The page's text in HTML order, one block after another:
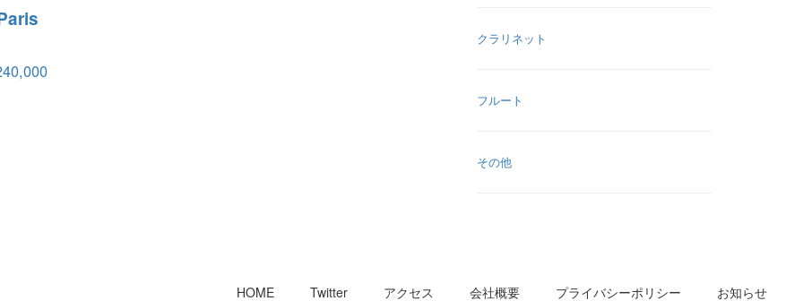
クラリネット
フルート
その他
HOME Twitter アクセス 会社概要 プライバシーポリシー お知らせ